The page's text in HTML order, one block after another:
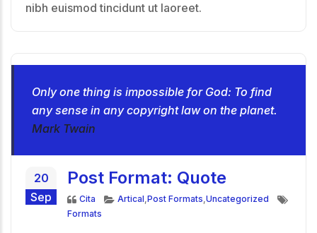
nibh euismod tincidunt ut laoreet.
Only one thing is impossible for God: To find
any sense in any copyright law on the planet.
Mark Twain
20
Sep
Post Format: Quote
Formato
Cita Categorías
Artical,Post Formats,Uncategorized
Formats